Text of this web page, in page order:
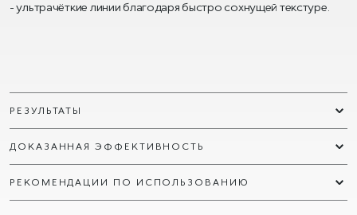
- ультрачёткие линии благодаря быстро сохнущей текстуре.
РЕЗУЛЬТАТЫ
ДОКАЗАННАЯ ЭФФЕКТИВНОСТЬ
РЕКОМЕНДАЦИИ ПО ИСПОЛЬЗОВАНИЮ